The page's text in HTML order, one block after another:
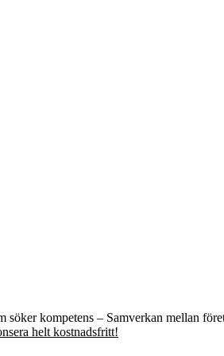
söker kompetens – Samverkan mellan
helt kostnadsfritt!